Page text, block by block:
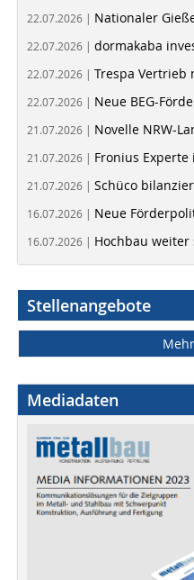
22.07.2026 | Nationaler
22.07.2026 | dormakaba
22.07.2026 | Trespa Vertrieb
22.07.2026 | Neue BEG-
21.07.2026 | Novelle NRW-
21.07.2026 | Fronius
21.07.2026 | Schüco
16.07.2026 | Neue
16.07.2026 | Hochbau weiter
Stellenangebote
Mediadaten